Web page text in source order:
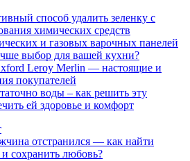
способ удалить зеленку с
химических средств
и газовых варочных панелей
выбор для вашей кухни?
Leroy Merlin — настоящие и
покупателей
воды – как решить эту
ей здоровье и комфорт
отстранился — как найти
сохранить любовь?